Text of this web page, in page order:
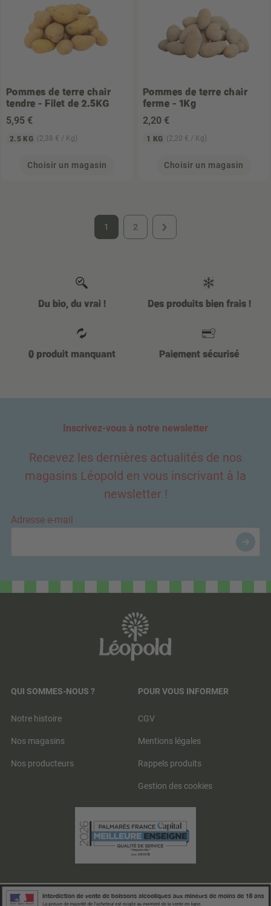
Pommes de terre chair
tendre - Filet de 2.5KG
5,95 €
2.5 KG (2,38 € / Kg)
Choisir un magasin
Pommes de terre chair
ferme - 1Kg
2,20 €
1 KG (2,20 € / Kg)
Choisir un magasin
1 2
Du bio, du vrai ! Des produits bien frais !
0 produit manquant Paiement sécurisé
Inscrivez-vous à notre newsletter
Recevez les dernières actualités de nos
magasins Léopold en vous inscrivant à la
newsletter !
Adresse e-mail
QUI SOMMES-NOUS ?
Notre histoire
Nos magasins
Nos producteurs
POUR VOUS INFORMER
CGV
Mentions légales
Rappels produits
Gestion des cookies